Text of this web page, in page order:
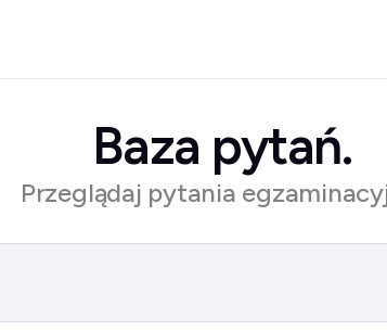
Baza pytań.
Przeglądaj pytania